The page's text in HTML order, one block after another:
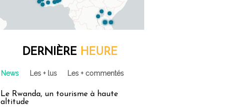
DERNIÈRE HEURE
News Les + lus Les + commentés
Le Rwanda, un tourisme à haute
altitude